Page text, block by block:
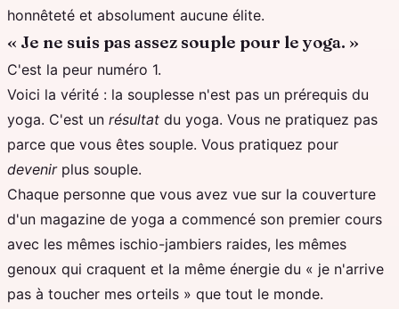
honnêteté et absolument aucune élite.
« Je ne suis pas assez souple pour le yoga. »
C'est la peur numéro 1.
Voici la vérité : la souplesse n'est pas un prérequis du
yoga. C'est un résultat du yoga. Vous ne pratiquez pas
parce que vous êtes souple. Vous pratiquez pour
devenirplus souple.
Chaque personne que vous avez vue sur la couverture
d'un magazine de yoga a commencé son premier cours
avec les mêmes ischio-jambiers raides, les mêmes
genoux qui craquent et la même énergie du « je n'arrive
pas à toucher mes orteils » que tout le monde.